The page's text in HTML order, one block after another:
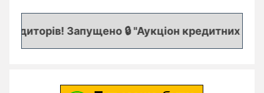
Запущено 🔒 "Аукціон кредитних